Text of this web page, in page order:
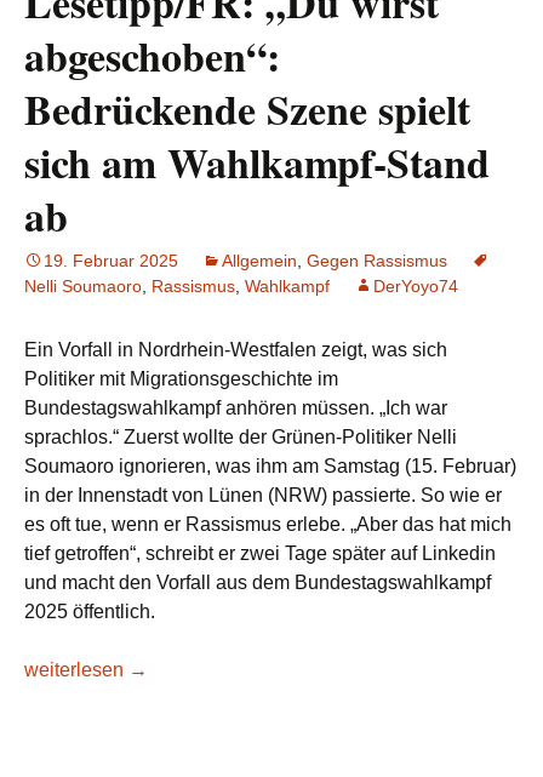
abgeschoben“:
Bedrückende Szene spielt
sich am Wahlkampf-Stand
ab
19. Februar 2025 Allgemein Gegen Rassismus
Nelli Soumaoro Rassismus Wahlkampf DerYoyo74
Ein Vorfall in Nordrhein-Westfalen zeigt, was sich
Politiker mit Migrationsgeschichte im
Bundestagswahlkampf anhören müssen. „Ich war
sprachlos.“ Zuerst wollte der Grünen-Politiker Nelli
Soumaoro ignorieren, was ihm am Samstag (15. Februar)
in der Innenstadt von Lünen (NRW) passierte. So wie er
es oft tue, wenn er Rassismus erlebe. „Aber das hat mich
tief getroffen“, schreibt er zwei Tage später auf Linkedin
und macht den Vorfall aus dem Bundestagswahlkampf
2025 öffentlich.
Lesetipp/FR: „Du wirst abgeschoben“: Bedrückende Szene
weiterlesen →